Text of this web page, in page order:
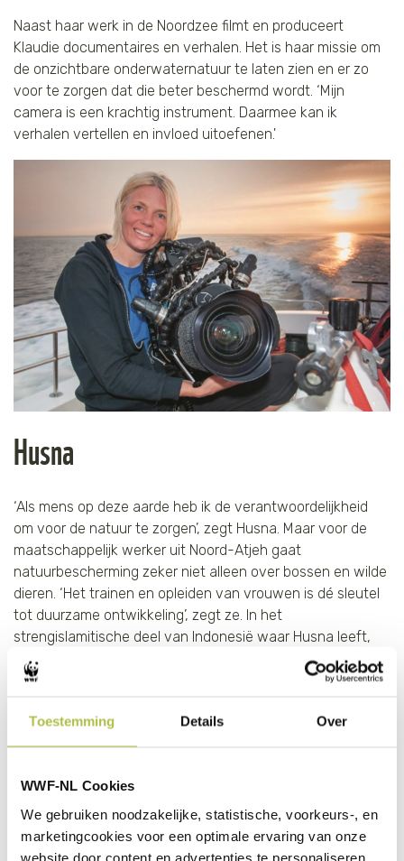
Toestemming Details Over
WWF-NL Cookies
We gebruiken noodzakelijke, statistische, voorkeurs-, en
marketingcookies voor een optimale ervaring van onze
website door content en advertenties te personaliseren,
Naast haar werk in de Noordzee filmt en produceert
Klaudie documentaires en verhalen. Het is haar missie om
de onzichtbare onderwaternatuur te laten zien en er zo
voor te zorgen dat die beter beschermd wordt. ‘Mijn
camera is een krachtig instrument. Daarmee kan ik
verhalen vertellen en invloed uitoefenen.'
Husna
‘Als mens op deze aarde heb ik de verantwoordelijkheid
om voor de natuur te zorgen’, zegt Husna. Maar voor de
maatschappelijk werker uit Noord-Atjeh gaat
natuurbescherming zeker niet alleen over bossen en wilde
dieren. ‘Het trainen en opleiden van vrouwen is dé sleutel
tot duurzame ontwikkeling’, zegt ze. In het
strengislamitische deel van Indonesië waar Husna leeft,
leert ze vrouwen om voor zichzelf op te komen,
onafhankelijker te worden en hun omgeving te
kwam Husna steeds meer milieuproblemen tegen met een
problemen hangen hier nauw samen met bedreigingen
voor de natuur. Denk aan mijnbouw, illegale ontbossing,